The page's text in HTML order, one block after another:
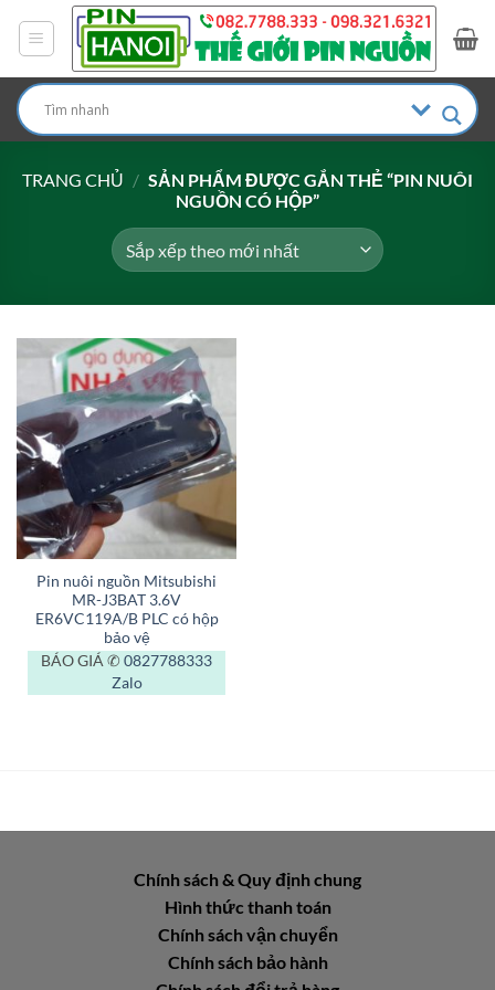
dung
TRANG CHỦ / SẢN PHẨM ĐƯỢC GẮN THẺ “PIN NUÔI
NGUỒN CÓ HỘP”
Pin nuôi nguồn Mitsubishi
MR-J3BAT 3.6V
ER6VC119A/B PLC có hộp
bảo vệ
BÁO GIÁ ✆ 0827788333
Zalo
Chính sách & Quy định chung
Hình thức thanh toán
Chính sách vận chuyển
Chính sách bảo hành